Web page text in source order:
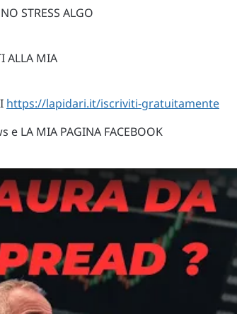
STRESS ALGO
ALLA MIA
https://lapidari.it/iscriviti-gratuitamente
e LA MIA PAGINA FACEBOOK